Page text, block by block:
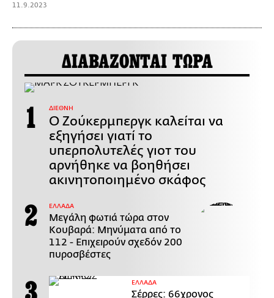
11.9.2023
ΔΙΑΒΑΖΟΝΤΑΙ ΤΩΡΑ
ΔΙΕΘΝΗ
Ο Ζούκερμπεργκ καλείται να
εξηγήσει γιατί το
υπερπολυτελές γιοτ του
αρνήθηκε να βοηθήσει
ακινητοποιημένο σκάφος
ΕΛΛΑΔΑ
Μεγάλη φωτιά τώρα στον
Κουβαρά: Μηνύματα από το
112 - Επιχειρούν σχεδόν 200
πυροσβέστες
ΕΛΛΑΔΑ
Σέρρες: 66χρονος